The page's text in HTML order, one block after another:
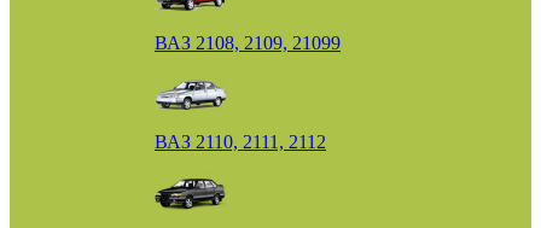
ВАЗ 2108, 2109, 21099
ВАЗ 2110, 2111, 2112